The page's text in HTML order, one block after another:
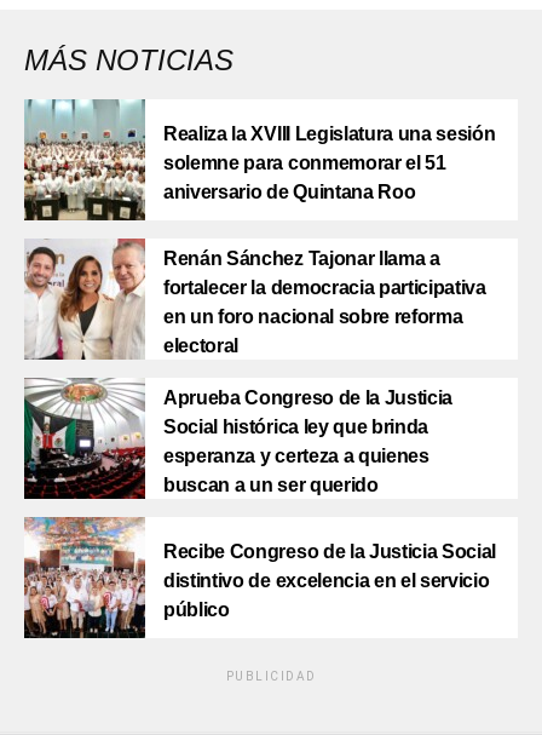
MÁS NOTICIAS
Realiza la XVIII Legislatura una sesión
solemne para conmemorar el 51
aniversario de Quintana Roo
Renán Sánchez Tajonar llama a
fortalecer la democracia participativa
en un foro nacional sobre reforma
electoral
Aprueba Congreso de la Justicia
Social histórica ley que brinda
esperanza y certeza a quienes
buscan a un ser querido
Recibe Congreso de la Justicia Social
distintivo de excelencia en el servicio
público
PUBLICIDAD